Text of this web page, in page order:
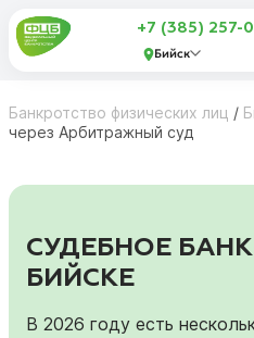
+7 (385) 257-
Бийск
Банкротство физических лиц /
через Арбитражный суд
СУДЕБНОЕ
БИЙСКЕ
В 2026 году есть